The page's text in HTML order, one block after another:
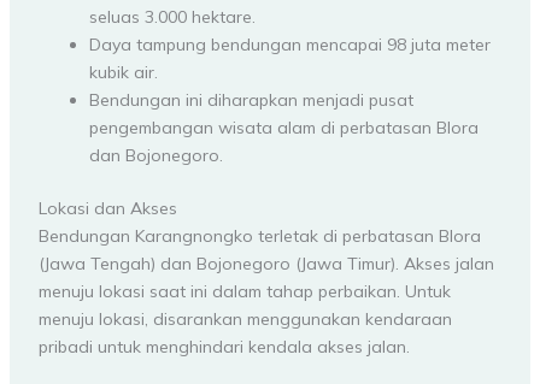
seluas 3.000 hektare.
Daya tampung bendungan mencapai 98 juta meter
kubik air.
Bendungan ini diharapkan menjadi pusat
pengembangan wisata alam di perbatasan Blora
dan Bojonegoro.
Lokasi dan Akses
Bendungan Karangnongko terletak di perbatasan Blora
(Jawa Tengah) dan Bojonegoro (Jawa Timur). Akses jalan
menuju lokasi saat ini dalam tahap perbaikan. Untuk
menuju lokasi, disarankan menggunakan kendaraan
pribadi untuk menghindari kendala akses jalan.